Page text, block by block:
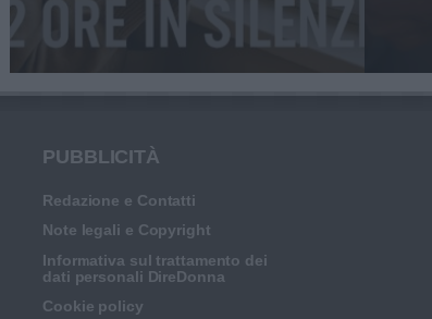
PUBBLICITÀ
Redazione e Contatti
Note legali e Copyright
Informativa sul trattamento dei
dati personali DireDonna
Cookie policy